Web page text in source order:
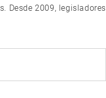
Desde 2009, legisladores